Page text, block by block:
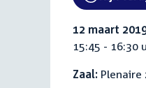
12 maart
15:45 - 16:30
Zaal: Plenaire